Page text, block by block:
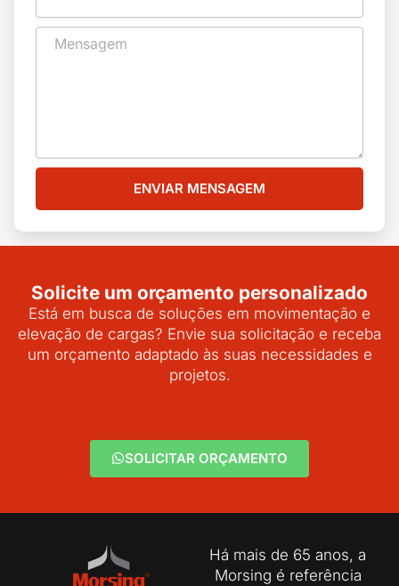
ENVIAR MENSAGEM
Solicite um orçamento personalizado
Está em busca de soluções em movimentação e
elevação de cargas? Envie sua solicitação e receba
um orçamento adaptado às suas necessidades e
projetos.
SOLICITAR ORÇAMENTO
Há mais de 65 anos, a
Morsing é referência